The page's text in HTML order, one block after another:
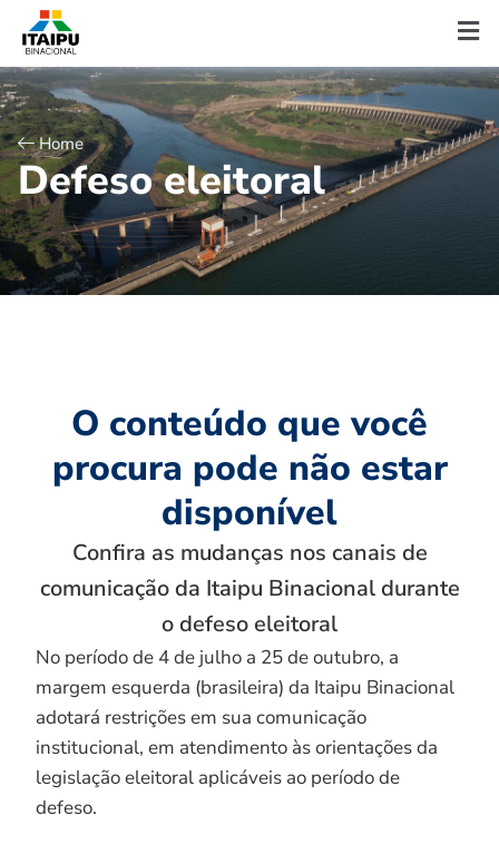
Home
Defeso eleitoral
O conteúdo que você
procura pode não estar
disponível
Confira as mudanças nos canais de
comunicação da Itaipu Binacional durante
o defeso eleitoral
No período de 4 de julho a 25 de outubro, a
margem esquerda (brasileira) da Itaipu Binacional
adotará restrições em sua comunicação
institucional, em atendimento às orientações da
legislação eleitoral aplicáveis ao período de
defeso.